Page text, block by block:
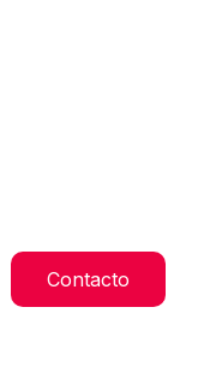
Contacto